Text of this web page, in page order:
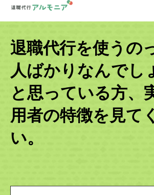
退職代行を使うの
人ばかりなんでし
と思っている方、
用者の特徴を見て
い。